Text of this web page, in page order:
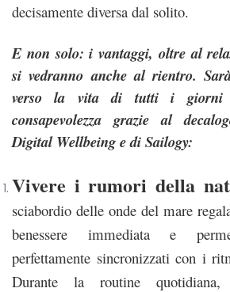
decisamente diversa dal solito.
E non solo: i vantaggi, oltre al
si vedranno anche al rientro.
verso la vita di tutti i giorni
consapevolezza grazie al
Digital Wellbeing e di Sailogy:
Vivere i rumori della
sciabordio delle onde del mare
benessere immediata e
perfettamente sincronizzati con i
Durante la routine quotidiana,